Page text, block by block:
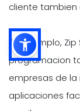
cliente tambien
Por ejemplo,
programacion
empresas de la
aplicaciones